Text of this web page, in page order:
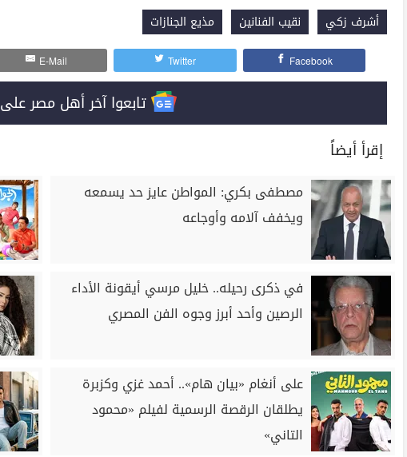
أشرف زكي نقيب الفنانين مذيع الجنازات
Facebook
Twitter
E-Mail
تابعوا آخر أهل مصر على Google News
إقرأ أيضاً
مصطفى بكري: المواطن عايز حد يسمعه
ويخفف آلامه وأوجاعه
في ذكرى رحيله.. خليل مرسي أيقونة الأداء
الرصين وأحد أبرز وجوه الفن المصري
على أنغام «بيان هام».. أحمد غزي وكزبرة
يطلقان الرقصة الرسمية لفيلم «محمود
التاني»